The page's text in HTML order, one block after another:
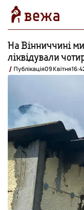
На Вінниччині
ліквідували
Публікація09 Квітня